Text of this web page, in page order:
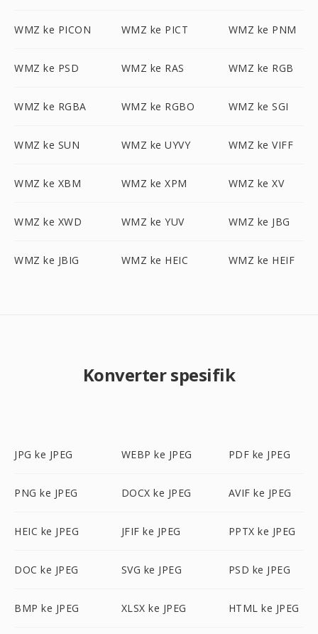
WMZ ke PICON WMZ ke PICT WMZ ke PNM
WMZ ke PSD WMZ ke RAS WMZ ke RGB
WMZ ke RGBA WMZ ke RGBO WMZ ke SGI
WMZ ke SUN WMZ ke UYVY WMZ ke VIFF
WMZ ke XBM WMZ ke XPM WMZ ke XV
WMZ ke XWD WMZ ke YUV WMZ ke JBG
WMZ ke JBIG WMZ ke HEIC WMZ ke HEIF
Konverter spesifik
JPG ke JPEG WEBP ke JPEG PDF ke JPEG
PNG ke JPEG DOCX ke JPEG AVIF ke JPEG
HEIC ke JPEG JFIF ke JPEG PPTX ke JPEG
DOC ke JPEG SVG ke JPEG PSD ke JPEG
BMP ke JPEG XLSX ke JPEG HTML ke JPEG